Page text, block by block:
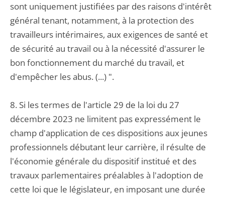
sont uniquement justifiées par des raisons d'intérêt
général tenant, notamment, à la protection des
travailleurs intérimaires, aux exigences de santé et
de sécurité au travail ou à la nécessité d'assurer le
bon fonctionnement du marché du travail, et
d'empêcher les abus. (...) ".
8. Si les termes de l'article 29 de la loi du 27
décembre 2023 ne limitent pas expressément le
champ d'application de ces dispositions aux jeunes
professionnels débutant leur carrière, il résulte de
l'économie générale du dispositif institué et des
travaux parlementaires préalables à l'adoption de
cette loi que le législateur, en imposant une durée